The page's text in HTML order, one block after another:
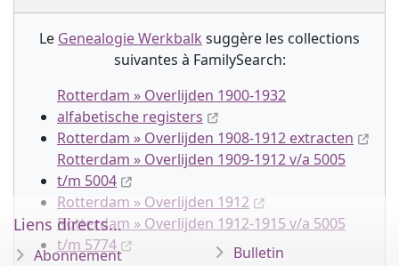
Le Genealogie Werkbalk suggère les collections
suivantes à FamilySearch:
Rotterdam » Overlijden 1900-1932
alfabetische registers
Rotterdam » Overlijden 1908-1912 extracten
Rotterdam » Overlijden 1909-1912 v/a 5005
t/m 5004
Rotterdam » Overlijden 1912
Rotterdam » Overlijden 1912-1915 v/a 5005
t/m 5774
Liens directs...
Abonnement
Bulletin